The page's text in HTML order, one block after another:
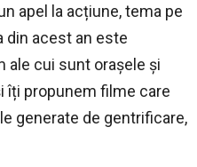
apel la acțiune, tema pe
din acest an este
cui sunt orașele și
îți propunem filme care
generate de gentrificare,